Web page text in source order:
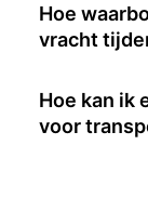
Hoe
vracht
Hoe kan ik
voor